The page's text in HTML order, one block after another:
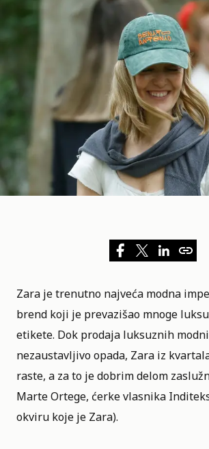
Zara je trenutno najveća modna
brend koji je prevazišao mnoge
etikete. Dok prodaja luksuznih
nezaustavljivo opada, Zara iz
raste, a za to je dobrim delom
Marte Ortege, ćerke vlasnika
okviru koje je Zara).